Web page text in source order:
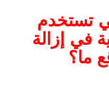
تستخدم
في إزالة
ما؟